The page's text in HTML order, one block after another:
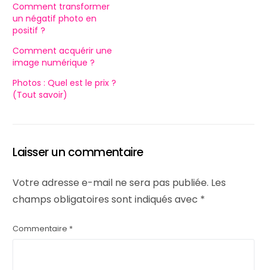
Comment transformer
un négatif photo en
positif ?
Comment acquérir une
image numérique ?
Photos : Quel est le prix ?
(Tout savoir)
Laisser un commentaire
Votre adresse e-mail ne sera pas publiée. Les
champs obligatoires sont indiqués avec *
Commentaire *